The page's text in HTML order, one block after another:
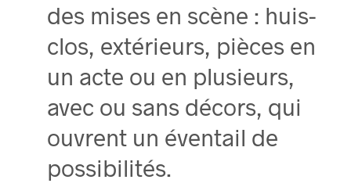
des mises en scène : huis-
clos, extérieurs, pièces en
un acte ou en plusieurs,
avec ou sans décors, qui
ouvrent un éventail de
possibilités.